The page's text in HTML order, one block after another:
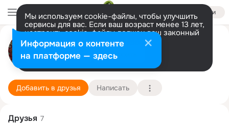
Войти
Мы используем cookie-файлы, чтобы улучшить
сервисы для вас. Если ваш возраст менее 13 лет,
настроить cookie-файлы должен ваш законный
представитель. Больше информации
Разрешить все Настроить
Вадим Пейсахович
Нетания
12 июня (70 лет)
Подробнее
Добавить в друзья Написать
Друзья 7
Информация о контенте
на платформе — здесь